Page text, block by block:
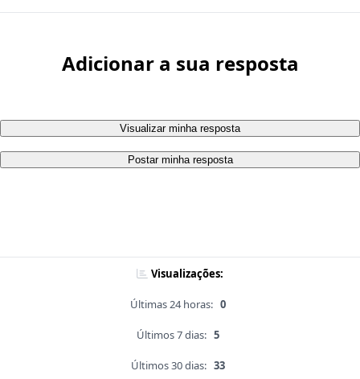
Adicionar a sua resposta
Visualizar minha resposta
Postar minha resposta
Visualizações:
Últimas 24 horas: 0
Últimos 7 dias: 5
Últimos 30 dias: 33